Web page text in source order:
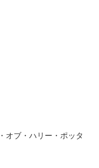
オブ・ハリー・ポッタ